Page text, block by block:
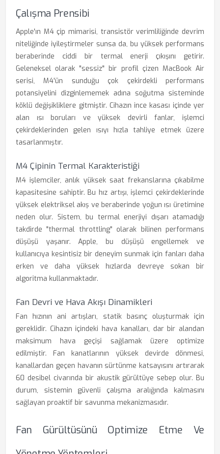
Çalışma Prensibi
Apple'ın M4 çip mimarisi, transistör verimliliğinde devrim
niteliğinde iyileştirmeler sunsa da, bu yüksek performans
beraberinde ciddi bir termal enerji çıkışını getirir.
Geleneksel olarak "sessiz" bir profil çizen MacBook Air
serisi, M4'ün sunduğu çok çekirdekli performans
potansiyelini dizginlememek adına soğutma sisteminde
köklü değişikliklere gitmiştir. Cihazın ince kasası içinde yer
alan ısı boruları ve yüksek devirli fanlar, işlemci
çekirdeklerinden gelen ısıyı hızla tahliye etmek üzere
tasarlanmıştır.
M4 Çipinin Termal Karakteristiği
M4 işlemciler, anlık yüksek saat frekanslarına çıkabilme
kapasitesine sahiptir. Bu hız artışı, işlemci çekirdeklerinde
yüksek elektriksel akış ve beraberinde yoğun ısı üretimine
neden olur. Sistem, bu termal enerjiyi dışarı atamadığı
takdirde "thermal throttling" olarak bilinen performans
düşüşü yaşanır. Apple, bu düşüşü engellemek ve
kullanıcıya kesintisiz bir deneyim sunmak için fanları daha
erken ve daha yüksek hızlarda devreye sokan bir
algoritma kullanmaktadır.
Fan Devri ve Hava Akışı Dinamikleri
Fan hızının ani artışları, statik basınç oluşturmak için
gereklidir. Cihazın içindeki hava kanalları, dar bir alandan
maksimum hava geçişi sağlamak üzere optimize
edilmiştir. Fan kanatlarının yüksek devirde dönmesi,
kanallardan geçen havanın sürtünme katsayısını artırarak
60 desibel civarında bir akustik gürültüye sebep olur. Bu
durum, sistemin güvenli çalışma aralığında kalmasını
sağlayan proaktif bir savunma mekanizmasıdır.
Fan Gürültüsünü Optimize Etme Ve